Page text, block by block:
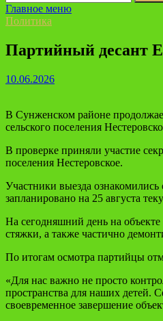
Главное меню
Политика
Партийный десант
10.06.2026
В Сунженском районе
сельского поселения
В проверке приняли участие
поселения Нестеровское.
Участники выезда
запланировано на 25 августа
На сегодняшний день на
стяжки, а также частично
По итогам осмотра партийцы
«Для нас важно не просто
пространства для наших детей.
своевременное завершение